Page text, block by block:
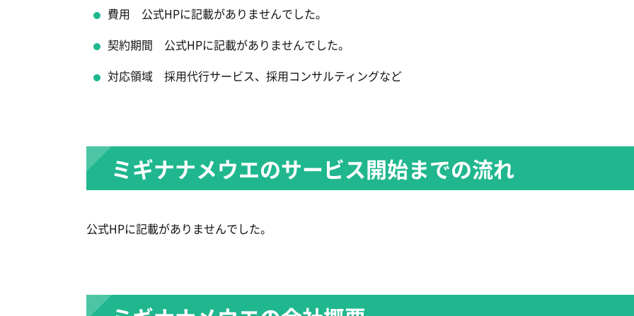
費用 公式HPに記載がありませんでした。
契約期間 公式HPに記載がありませんでした。
対応領域 採用代行サービス、採用コンサルティングなど
ミギナナメウエのサービス開始までの流れ
公式HPに記載がありませんでした。